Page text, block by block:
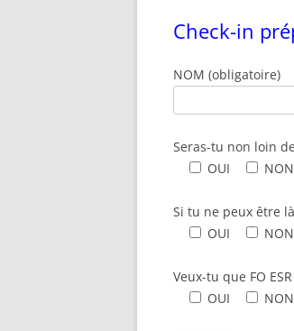
Check-in
NOM (obligatoire)
Seras-tu non loin
OUI
NON
Si tu ne peux être
OUI
NON
Veux-tu que FO
OUI
NON